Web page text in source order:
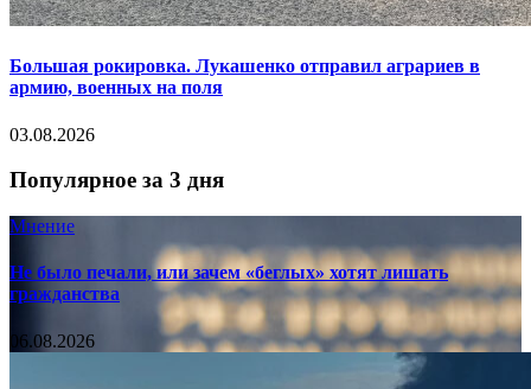
Большая рокировка. Лукашенко отправил аграриев в
армию, военных на поля
03.08.2026
Популярное за 3 дня
Мнение
Не было печали, или зачем «беглых» хотят лишать
гражданства
06.08.2026